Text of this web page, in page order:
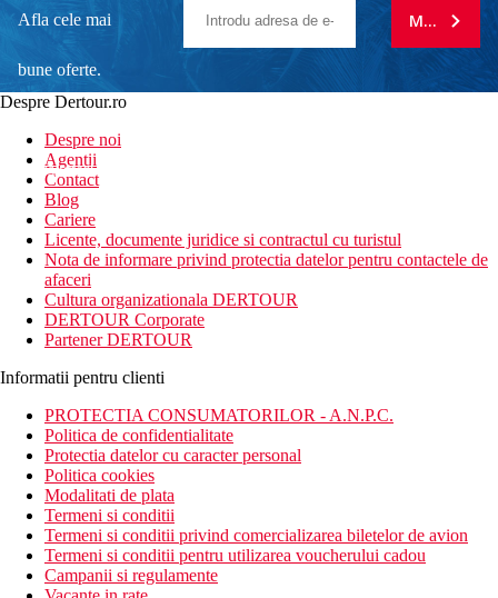
Afla cele mai
bune oferte.
newsletter!
MA
Despre Dertour.ro
Despre noi
Agentii
Contact
Blog
Cariere
Licente, documente juridice si contractul cu turistul
Nota de informare privind protectia datelor pentru contactele de
afaceri
Cultura organizationala DERTOUR
DERTOUR Corporate
Partener DERTOUR
Informatii pentru clienti
PROTECTIA CONSUMATORILOR - A.N.P.C.
Politica de confidentialitate
Protectia datelor cu caracter personal
Politica cookies
Modalitati de plata
Termeni si conditii
Termeni si conditii privind comercializarea biletelor de avion
Termeni si conditii pentru utilizarea voucherului cadou
Campanii si regulamente